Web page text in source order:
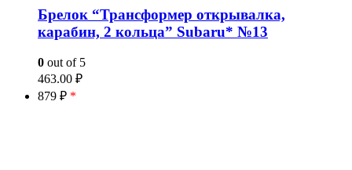
Брелок “Трансформер открывалка,
карабин, 2 кольца” Subaru* №13
0 out of 5
463.00 ₽
879 ₽ *